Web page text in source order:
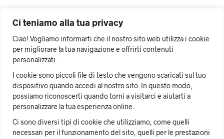
Ci teniamo alla tua privacy
Ciao! Vogliamo informarti che il nostro sito web utilizza i cookie
per migliorare la tua navigazione e offrirti contenuti
personalizzati.
I cookie sono piccoli file di testo che vengono scaricati sul tuo
dispositivo quando accedi al nostro sito. In questo modo,
possiamo riconoscerti quando torni a visitarci e aiutarti a
personalizzare la tua esperienza online.
Ci sono diversi tipi di cookie che utilizziamo, come quelli
necessari per il funzionamento del sito, quelli per le prestazioni
Diritto di recesso|Contattaci
Copyrights © 2021 Sir Wilson | Via Roma 376 - 10121 Torino
(Italia) | Tel.0115622482 | email: sirwils@sirwilson.it
| P.IVA
09484750014